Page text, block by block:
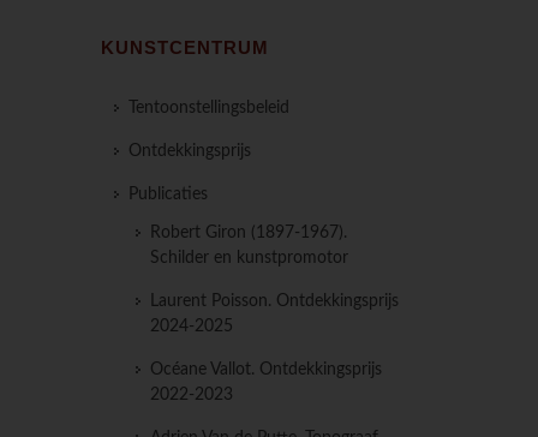
KUNSTCENTRUM
Tentoonstellingsbeleid
Ontdekkingsprijs
Publicaties
Robert Giron (1897-1967).
Schilder en kunstpromotor
Laurent Poisson. Ontdekkingsprijs
2024-2025
Océane Vallot. Ontdekkingsprijs
2022-2023